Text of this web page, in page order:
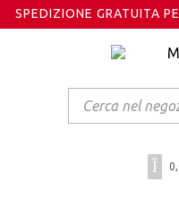
SPEDIZIONE GRATUITA
search